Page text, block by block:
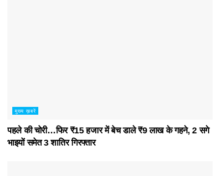
मुख्य ख़बरें
पहले की चोरी…फिर ₹15 हजार में बेच डाले ₹9 लाख के गहने, 2 सगे
भाइयों समेत 3 शातिर गिरफ्तार